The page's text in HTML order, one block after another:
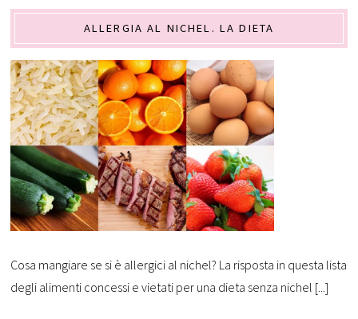
ALLERGIA AL NICHEL. LA DIETA
Cosa mangiare se si è allergici al nichel? La risposta in questa lista
degli alimenti concessi e vietati per una dieta senza nichel [...]